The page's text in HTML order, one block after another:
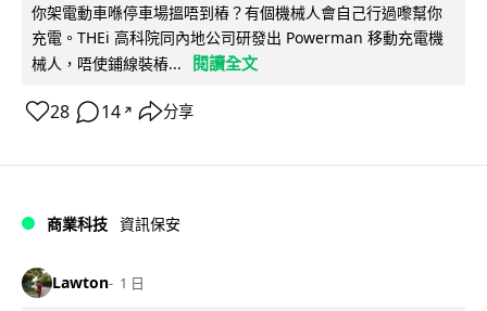
你架電動車喺停車場搵唔到樁？有個機械人會自己行過嚟幫你
充電。THEi 高科院同內地公司研發出 Powerman 移動充電機
械人，唔使鋪線裝樁...
閱讀全文
28 14 ↗ 分享
商業科技 資訊保安
Lawton 1 日